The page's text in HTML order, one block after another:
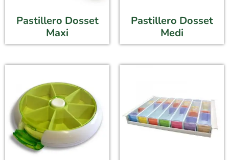
Pastillero Dosset
Maxi
Pastillero Dosset
Medi